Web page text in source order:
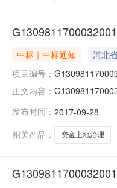
中标｜中标通知
河北
项目编号：
正文内容：
工程有限公司、
中标
发布时间： 2017-09-28
相关产品：
资金土地治理